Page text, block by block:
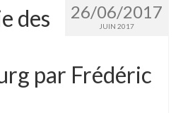
26/06/2017
JUIN 2017
des
par Frédéric